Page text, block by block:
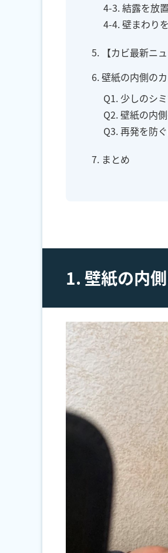
4-3. 結露を放
4-4. 壁まわり
5. 【カビ最新ニ
6. 壁紙の内側の
Q1. 少しのシ
Q2. 壁紙の内
Q3. 再発を防
7. まとめ
1. 壁紙の内